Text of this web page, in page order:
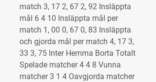
match 3, 17 2, 67 2, 92 Insläppta
mål 6 4 10 Insläppta mål per
match 1, 00 0, 67 0, 83 Insläppta
och gjorda mål per match 4, 17 3,
33 3, 75 Inter Hemma Borta Totalt
Spelade matcher 4 4 8 Vunna
matcher 3 1 4 Oavgjorda matcher